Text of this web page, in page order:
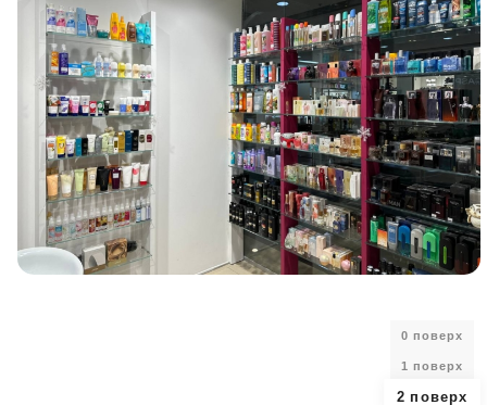
0 поверх
1 поверх
2 поверх